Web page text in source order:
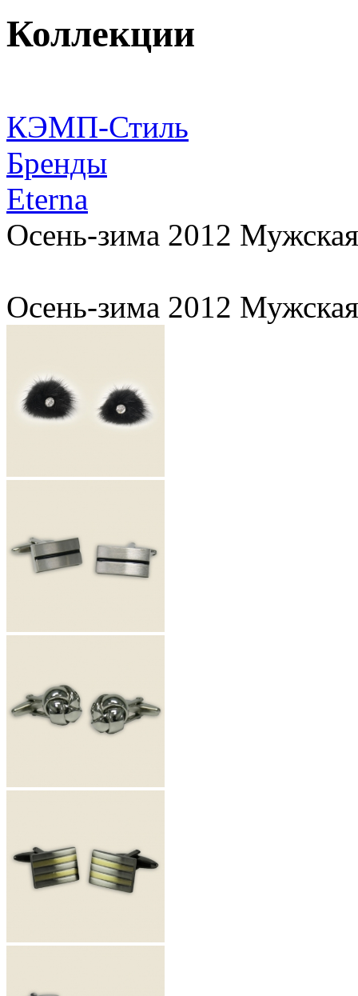
Коллекции
КЭМП-Стиль
Бренды
Eterna
Осень-зима 2012
Осень-зима 2012